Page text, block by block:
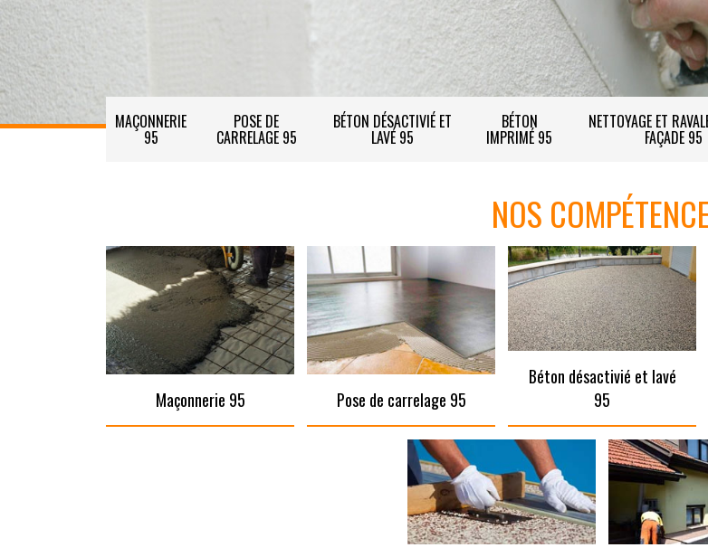
MAÇONNERIE
95
POSE DE
CARRELAGE 95
BÉTON DÉSACTIVIÉ ET
LAVÉ 95
BÉTON
IMPRIMÉ 95
NETTOYAGE ET
FAÇADE 95
NOS
Maçonnerie 95 Pose de carrelage 95
Béton désactivié et lavé
95